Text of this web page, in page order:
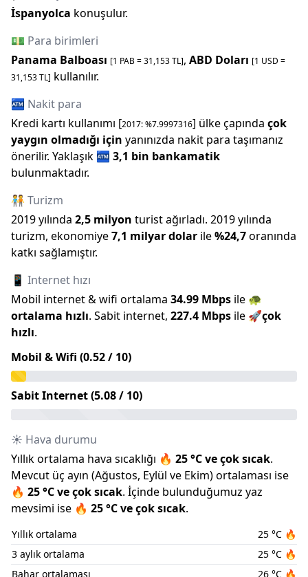
İspanyolca konuşulur.
💵 Para birimleri
Panama Balboası [1 PAB=31,153TL], ABD Doları [1 USD =
31,153TL] kullanılır.
🏧 Nakit para
Kredi kartı kullanımı [2017: %7.9997316] ülke çapında çok
yaygın olmadığı için yanınızda nakit para taşımanız
önerilir. Yaklaşık 🏧 3,1 bin bankamatik
bulunmaktadır.
🧑‍🤝‍🧑 Turizm
2019yılında 2,5 milyon turist ağırladı. 2019yılında
turizm, ekonomiye7,1 milyardolar ile%24,7oranında
katkı sağlamıştır.
📱 Internet hızı
Mobil internet & wifi ortalama 34.99 Mbps ile 🐢
ortalama hızlı. Sabit internet, 227.4 Mbps ile 🚀çok
hızlı.
Mobil & Wifi (0.52/ 10)
Sabit Internet (5.08/ 10)
☀️ Hava durumu
Yıllık ortalama hava sıcaklığı 🔥 25°C veçok sıcak.
Mevcut üç ayın (Ağustos, Eylül ve Ekim) ortalaması ise
🔥 25°C veçok sıcak. İçinde bulunduğumuz yaz
mevsimi ise 🔥 25°C veçok sıcak.
Yıllık ortalama 25 °C 🔥
3 aylık ortalama
25 °C 🔥
Bahar ortalaması
26 °C 🔥